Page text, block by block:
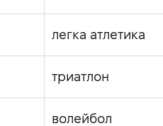
легка атлетика
триатлон
волейбол